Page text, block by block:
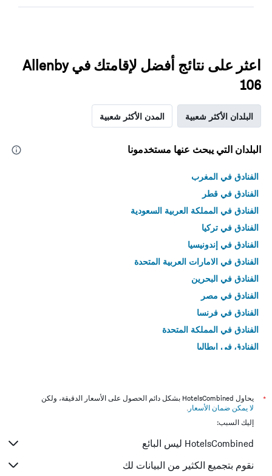
اعثر على نتائج أفضل لإقامتك في Allenby
106
البلدان الأكثر شعبية المدن الأكثر شعبية
البلدان التي يبحث عنها مستخدمونا
الفنادق في المغرب
الفنادق في قطر
الفنادق في المملكة العربية السعودية
الفنادق في تركيا
الفنادق في إندونيسيا
الفنادق في الامارات العربية المتحدة
الفنادق في البحرين
الفنادق في مصر
الفنادق في فرنسا
الفنادق في المملكة المتحدة
الفنادق في إيطاليا
*
يحاول HotelsCombined بشكل دائم الحصول على الأسعار الدقيقة، ولكن
لا يمكن ضمان الأسعار .
إليك السبب:
HotelsCombined ليس البائع
نقوم بتجميع الكثير من البيانات لك